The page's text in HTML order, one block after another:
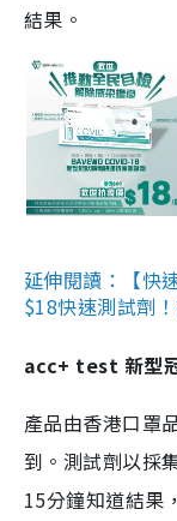
結果。
延伸閱讀：【快
$18快速測試劑
acc+ test 新型
產品由香港口罩
到。測試劑以採
15分鐘知道結果